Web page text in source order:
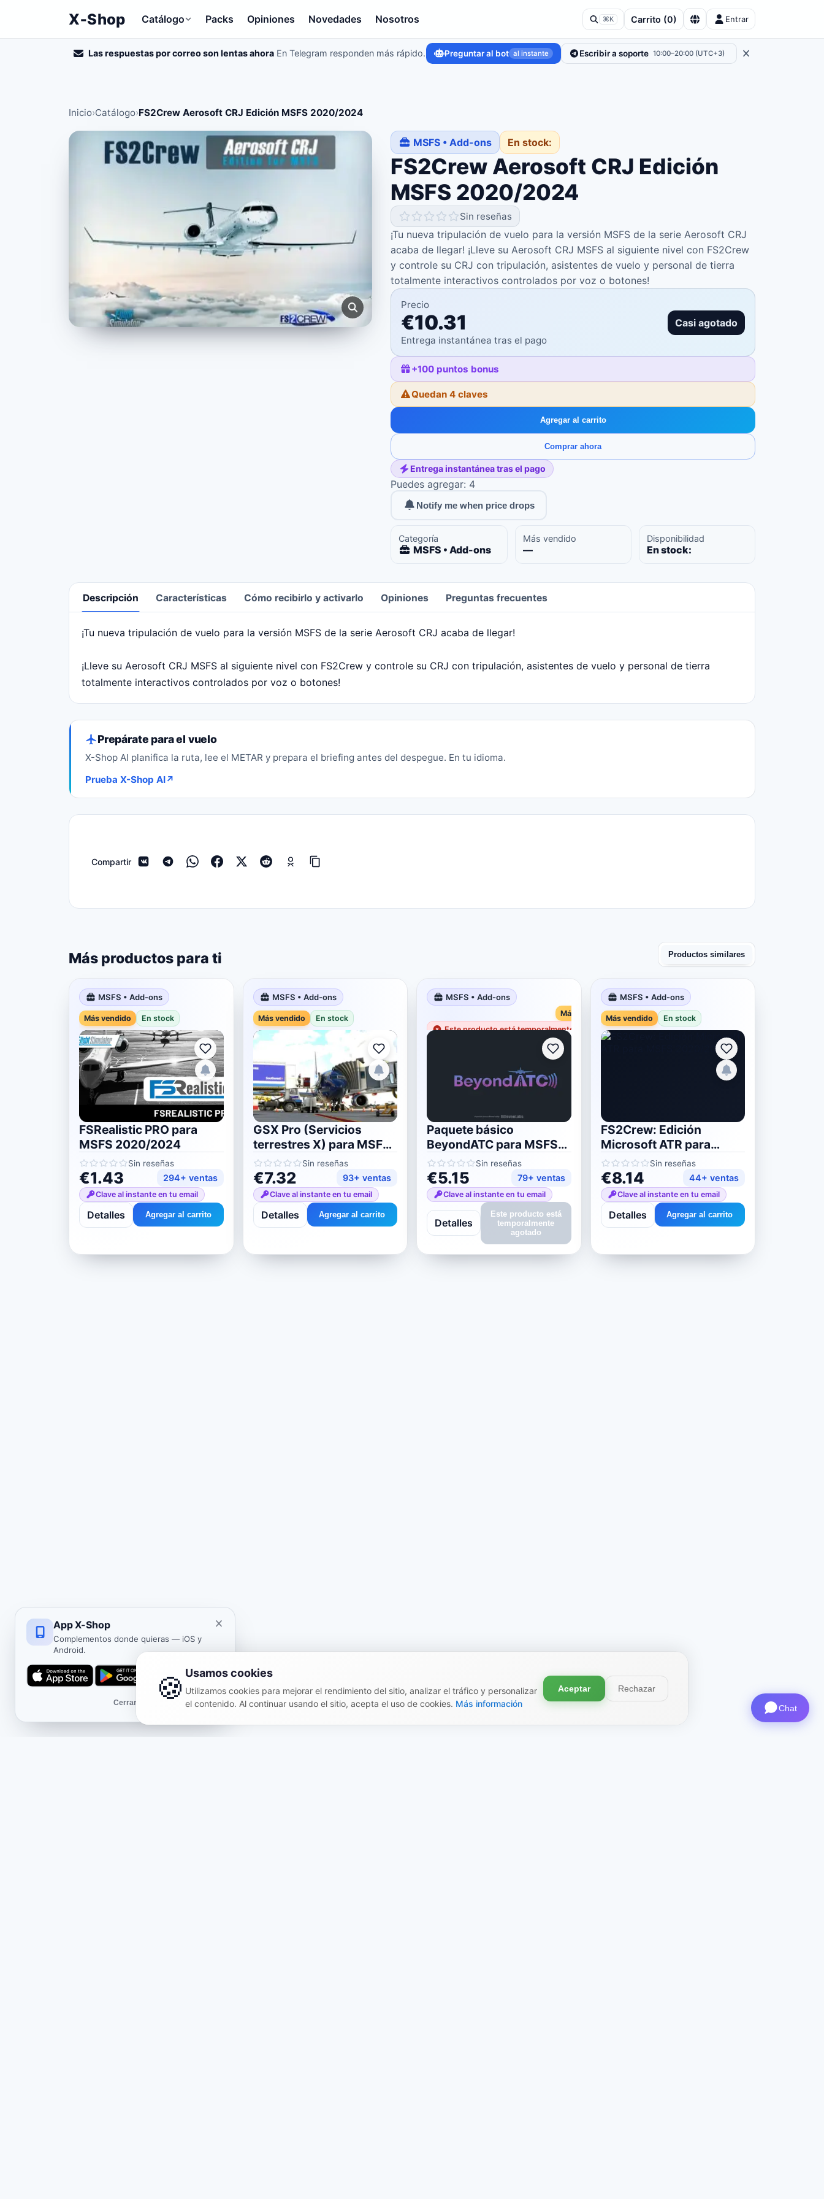
X‑Shop Catálogo Packs Opiniones Novedades Nosotros ⌘K Carrito (0) Entrar
Las respuestas por correo son lentas ahora En Telegram responden más rápido. Preguntar al bot al instante Escribir a soporte 10:00–20:00 (UTC+3)
Inicio›Catálogo›FS2Crew Aerosoft CRJ Edición MSFS 2020/2024
MSFS • Add-ons En stock:
FS2Crew Aerosoft CRJ Edición
MSFS 2020/2024
Sin reseñas
¡Tu nueva tripulación de vuelo para la versión MSFS de la serie Aerosoft CRJ
acaba de llegar! ¡Lleve su Aerosoft CRJ MSFS al siguiente nivel con FS2Crew
y controle su CRJ con tripulación, asistentes de vuelo y personal de tierra
totalmente interactivos controlados por voz o botones!
Precio
€10.31
Entrega instantánea tras el pago
Casi agotado
+100 puntos bonus
Quedan 4 claves
Agregar al carrito
Comprar ahora
Entrega instantánea tras el pago
Puedes agregar: 4
Notify me when price drops
Categoría
MSFS • Add-ons
Más vendido
—
Disponibilidad
En stock:
Descripción Características Cómo recibirlo y activarlo Opiniones Preguntas frecuentes
Descripción
¡Tu nueva tripulación de vuelo para la versión MSFS de la serie Aerosoft CRJ acaba de llegar!
¡Lleve su Aerosoft CRJ MSFS al siguiente nivel con FS2Crew y controle su CRJ con tripulación, asistentes de vuelo y personal de tierra
totalmente interactivos controlados por voz o botones!
Prepárate para el vuelo
X-Shop AI planifica la ruta, lee el METAR y prepara el briefing antes del despegue. En tu idioma.
Prueba X-Shop AI↗
Compartir
Más productos para ti Productos similares
MSFS • Add-ons
Más vendido En stock
FSRealistic PRO para
MSFS 2020/2024
Sin reseñas
€1.43 294+ ventas
Clave al instante en tu email
Detalles Agregar al carrito
MSFS • Add-ons
Más vendido En stock
GSX Pro (Servicios
terrestres X) para MSFS
2020/2024Sin reseñas
€7.32 93+ ventas
Clave al instante en tu email
Detalles Agregar al carrito
MSFS • Add-ons
Más vendido
Este producto está temporalmente agotado
Paquete básico
BeyondATC para MSFS
2020/2024Sin reseñas
€5.15 79+ ventas
Clave al instante en tu email
Detalles
Este producto está
temporalmente
agotado
MSFS • Add-ons
Más vendido En stock
FS2Crew: Edición
Microsoft ATR para
MSFS 2020/2024
Sin reseñas
€8.14 44+ ventas
Clave al instante en tu email
Detalles Agregar al carrito
Chat
App X-Shop
Complementos donde quieras — iOS y
Android.
Cerrar 🍪 Usamos cookies
Utilizamos cookies para mejorar el rendimiento del sitio, analizar el tráfico y personalizar
el contenido. Al continuar usando el sitio, acepta el uso de cookies. Más información
Aceptar Rechazar